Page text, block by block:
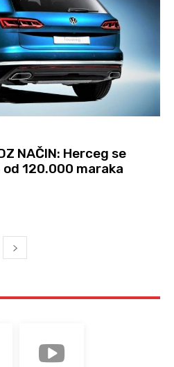
NAČIN: Herceg se
120.000 maraka